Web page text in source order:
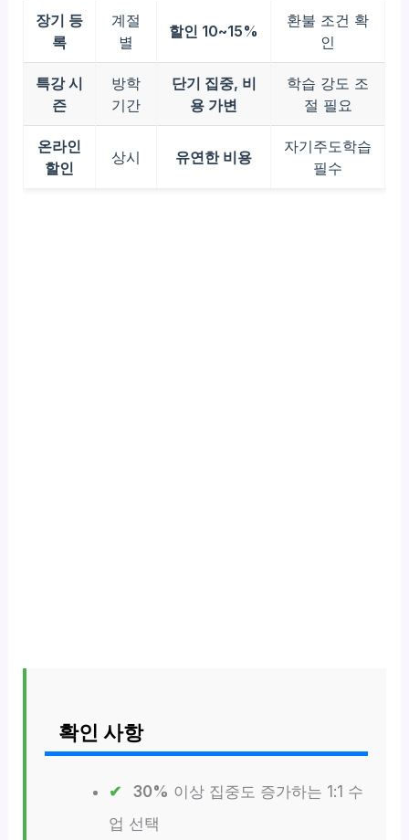
장기 등
록
계절
별
할인 10~15%
환불 조건 확
인
특강 시
즌
방학
기간
단기 집중, 비
용 가변
학습 강도 조
절 필요
온라인
할인
상시 유연한 비용
자기주도학습
필수
확인 사항
30% 이상 집중도 증가하는 1:1 수
업 선택